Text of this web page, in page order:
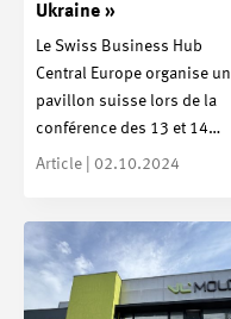
Ukraine »
Le Swiss Business Hub
Central Europe organise un
pavillon suisse lors de la
conférence des 13 et 14…
Article | 02.10.2024